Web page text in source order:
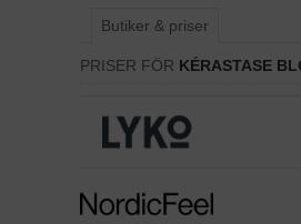
Butiker & priser
PRISER FÖR KÉRASTASE